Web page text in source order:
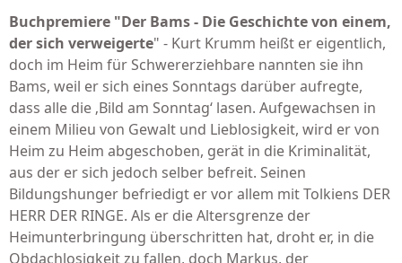
Buchpremiere "Der Bams - Die Geschichte von einem,
der sich verweigerte" - Kurt Krumm heißt er eigentlich,
doch im Heim für Schwererziehbare nannten sie ihn
Bams, weil er sich eines Sonntags darüber aufregte,
dass alle die ‚Bild am Sonntag‘ lasen. Aufgewachsen in
einem Milieu von Gewalt und Lieblosigkeit, wird er von
Heim zu Heim abgeschoben, gerät in die Kriminalität,
aus der er sich jedoch selber befreit. Seinen
Bildungshunger befriedigt er vor allem mit Tolkiens DER
HERR DER RINGE. Als er die Altersgrenze der
Heimunterbringung überschritten hat, droht er, in die
Obdachlosigkeit zu fallen, doch Markus, der